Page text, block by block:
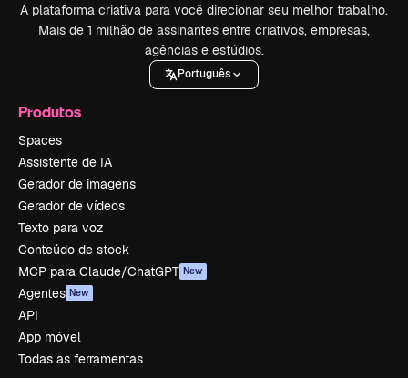
A plataforma criativa para você direcionar seu melhor trabalho.
Mais de 1 milhão de assinantes entre criativos, empresas,
agências e estúdios.
Português
Produtos
Spaces
Assistente de IA
Gerador de imagens
Gerador de vídeos
Texto para voz
Conteúdo de stock
MCP para Claude/ChatGPT New
Agentes New
API
App móvel
Todas as ferramentas